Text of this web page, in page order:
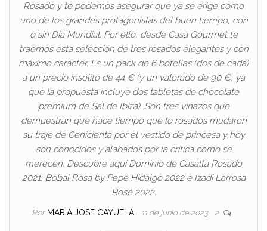
Rosado y te podemos asegurar que ya se erige como
uno de los grandes protagonistas del buen tiempo, con
o sin Día Mundial. Por ello, desde Casa Gourmet te
traemos esta selección de tres rosados elegantes y con
máximo carácter. Es un pack de 6 botellas (dos de cada)
a un precio insólito de 44 € (y un valorado de 90 €, ya
que la propuesta incluye dos tabletas de chocolate
premium de Sal de Ibiza). Son tres vinazos que
demuestran que hace tiempo que lo rosados mudaron
su traje de Cenicienta por el vestido de princesa y hoy
son conocidos y alabados por la crítica como se
merecen. Descubre aquí Dominio de Casalta Rosado
2021, Bobal Rosa by Pepe Hidalgo 2022 e Izadi Larrosa
Rosé 2022.
Por MARIA JOSE CAYUELA 11 de junio de 2023 2